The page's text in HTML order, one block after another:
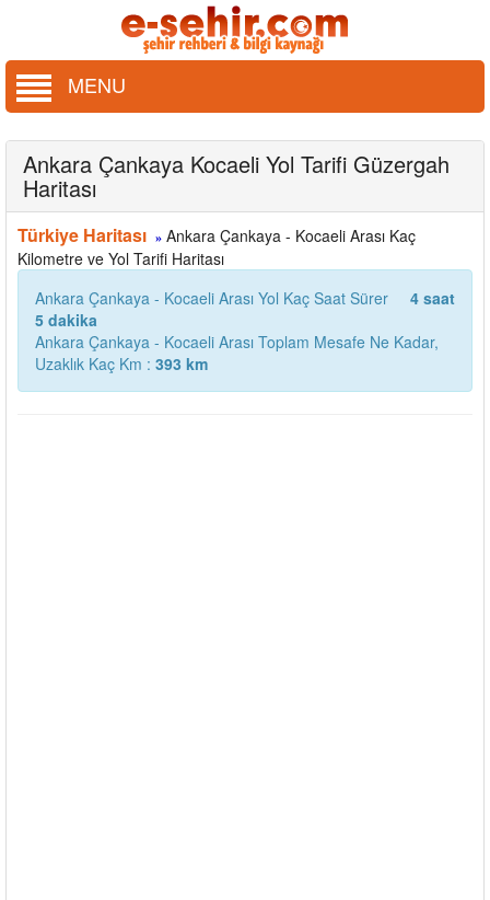
MENU
Ankara Çankaya Kocaeli Yol Tarifi Güzergah
Haritası
Türkiye Haritası » Ankara Çankaya - Kocaeli Arası Kaç
Kilometre ve Yol Tarifi Haritası
Ankara Çankaya - Kocaeli Arası Yol Kaç Saat Sürer
4 saat
5 dakika
Ankara Çankaya - Kocaeli Arası Toplam Mesafe Ne Kadar,
Uzaklık Kaç Km : 393 km